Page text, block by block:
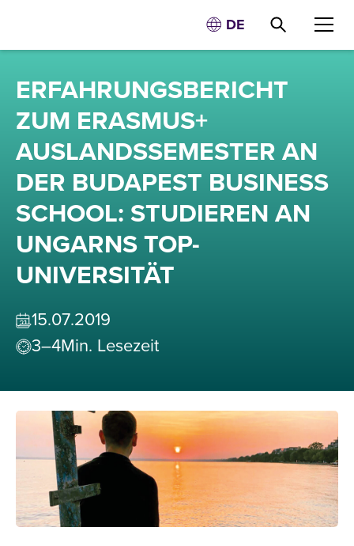
DE
ERFAHRUNGSBERICHT
ZUM ERASMUS+
AUSLANDSSEMESTER AN
DER BUDAPEST BUSINESS
SCHOOL: STUDIEREN AN
UNGARNS TOP-
UNIVERSITÄT
15.07.2019
3–4Min. Lesezeit